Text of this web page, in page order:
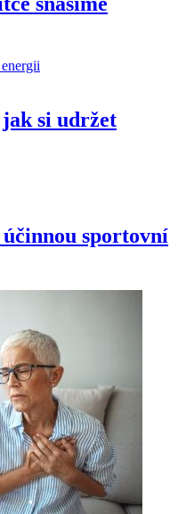
si udržet
sportovní